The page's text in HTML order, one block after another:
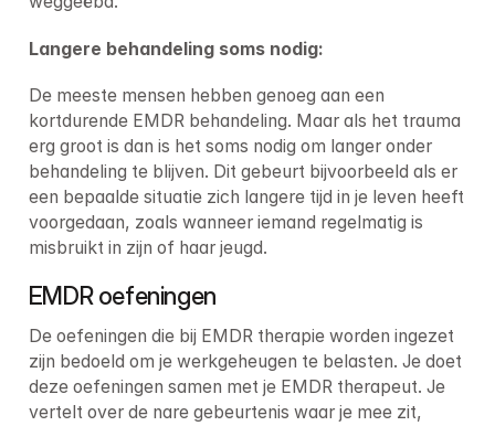
Langere behandeling soms nodig:
De meeste mensen hebben genoeg aan een
kortdurende EMDR behandeling. Maar als het trauma
erg groot is dan is het soms nodig om langer onder
behandeling te blijven. Dit gebeurt bijvoorbeeld als er
een bepaalde situatie zich langere tijd in je leven heeft
voorgedaan, zoals wanneer iemand regelmatig is
misbruikt in zijn of haar jeugd.
EMDR oefeningen
De oefeningen die bij EMDR therapie worden ingezet
zijn bedoeld om je werkgeheugen te belasten. Je doet
deze oefeningen samen met je EMDR therapeut. Je
vertelt over de nare gebeurtenis waar je mee zit,